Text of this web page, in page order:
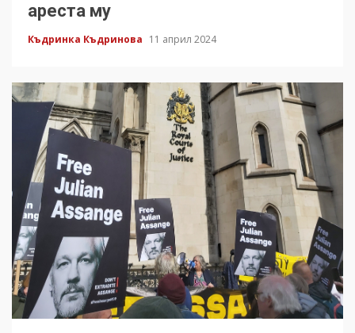
ареста му
Къдринка Къдринова 11 април 2024